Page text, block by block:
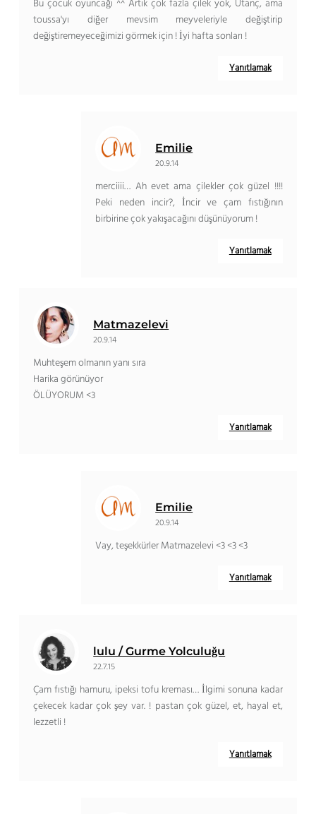
Bu çocuk oyuncağı ^^ Artık çok fazla çilek yok, Utanç, ama
toussa'yı diğer mevsim meyveleriyle değiştirip
değiştiremeyeceğimizi görmek için ! İyi hafta sonları !
Yanıtlamak
Emilie
20.9.14
merciiii… Ah evet ama çilekler çok güzel !!!!
Peki neden incir?, İncir ve çam fıstığının
birbirine çok yakışacağını düşünüyorum !
Yanıtlamak
Matmazelevi
20.9.14
Muhteşem olmanın yanı sıra
Harika görünüyor
ÖLÜYORUM <3
Yanıtlamak
Emilie
20.9.14
Vay, teşekkürler Matmazelevi <3 <3 <3
Yanıtlamak
lulu / Gurme Yolculuğu
22.7.15
Çam fıstığı hamuru, ipeksi tofu kreması… İlgimi sonuna kadar
çekecek kadar çok şey var. ! pastan çok güzel, et, hayal et,
lezzetli !
Yanıtlamak